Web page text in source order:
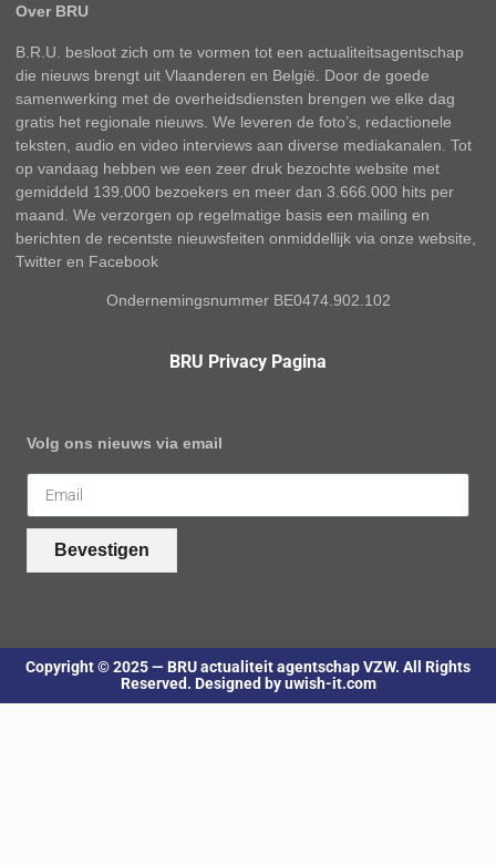
Over BRU
B.R.U. besloot zich om te vormen tot een actualiteitsagentschap
die nieuws brengt uit Vlaanderen en België. Door de goede
samenwerking met de overheidsdiensten brengen we elke dag
gratis het regionale nieuws. We leveren de foto’s, redactionele
teksten, audio en video interviews aan diverse mediakanalen. Tot
op vandaag hebben we een zeer druk bezochte website met
gemiddeld 139.000 bezoekers en meer dan 3.666.000 hits per
maand. We verzorgen op regelmatige basis een mailing en
berichten de recentste nieuwsfeiten onmiddellijk via onze website,
Twitter en Facebook
Ondernemingsnummer BE0474.902.102
BRU Privacy Pagina
Volg ons nieuws via email
Bevestigen
Copyright © 2025 — BRU actualiteit agentschap VZW. All Rights
Reserved. Designed by uwish-it.com